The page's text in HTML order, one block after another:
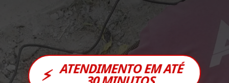
⚡ ATENDIMENTO EM ATÉ